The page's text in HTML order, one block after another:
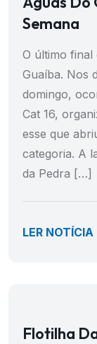
Semana
O último final
Guaíba. Nos
domingo,
Cat 16,
esse que
categoria. A
da Pedra […]
LER NOTÍCIA
Flotilha